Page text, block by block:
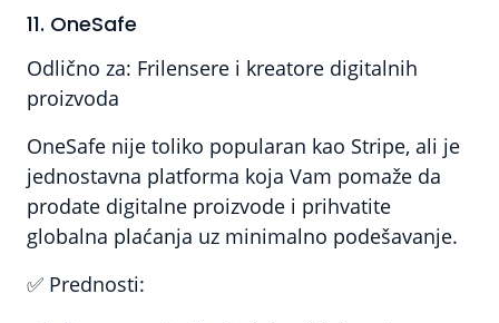
11. OneSafe
Odlično za: Frilensere i kreatore digitalnih
proizvoda
OneSafe nije toliko popularan kao Stripe, ali je
jednostavna platforma koja Vam pomaže da
prodate digitalne proizvode i prihvatite
globalna plaćanja uz minimalno podešavanje.
✅ Prednosti: